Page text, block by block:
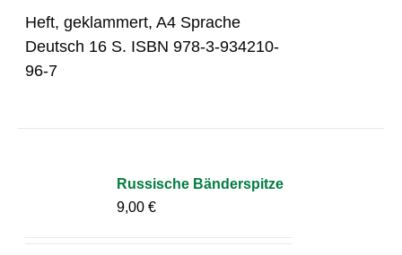
Heft, geklammert, A4 Sprache
Deutsch 16 S. ISBN 978-3-934210-
96-7
Russische Bänderspitze
9,00€